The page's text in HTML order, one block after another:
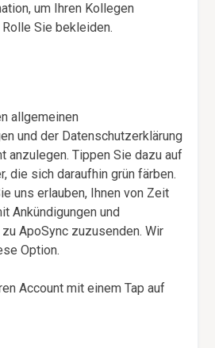
um Ihren Kollegen
Sie bekleiden.
allgemeinen
und der Datenschutzerklärung
anzulegen. Tippen Sie dazu auf
die sich daraufhin grün färben.
uns erlauben, Ihnen von Zeit
Ankündigungen und
ApoSync zuzusenden. Wir
Option.
Account mit einem Tap auf